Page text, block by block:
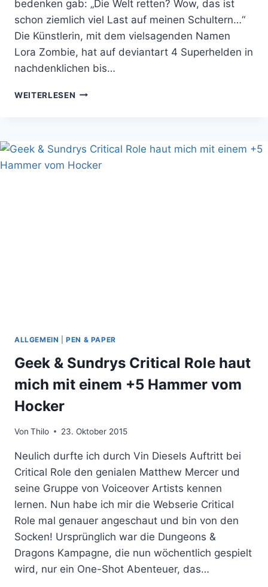
bedenken gab: „Die Welt retten? Wow, das ist
schon ziemlich viel Last auf meinen Schultern…“
Die Künstlerin, mit dem vielsagenden Namen
Lora Zombie, hat auf deviantart 4 Superhelden in
nachdenklichen bis…
WEITERLESEN MÜSSEN
HABEN?
ALLGEMEIN |PEN & PAPER
Geek & Sundrys Critical Role haut
mich mit einem +5 Hammer vom
Hocker
Von Thilo 23. Oktober 2015
Neulich durfte ich durch Vin Diesels Auftritt bei
Critical Role den genialen Matthew Mercer und
seine Gruppe von Voiceover Artists kennen
lernen. Nun habe ich mir die Webserie Critical
Role mal genauer angeschaut und bin von den
Socken! Ursprünglich war die Dungeons &
Dragons Kampagne, die nun wöchentlich gespielt
wird, nur ein One-Shot Abenteuer, das…